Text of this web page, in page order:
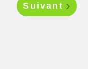
Suivant